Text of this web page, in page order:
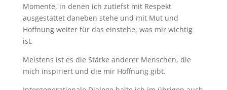
Momente, in denen ich zutiefst mit Respekt
ausgestattet daneben stehe und mit Mut und
Hoffnung weiter für das einstehe, was mir wichtig
ist.
Meistens ist es die Stärke anderer Menschen, die
mich inspiriert und die mir Hoffnung gibt.